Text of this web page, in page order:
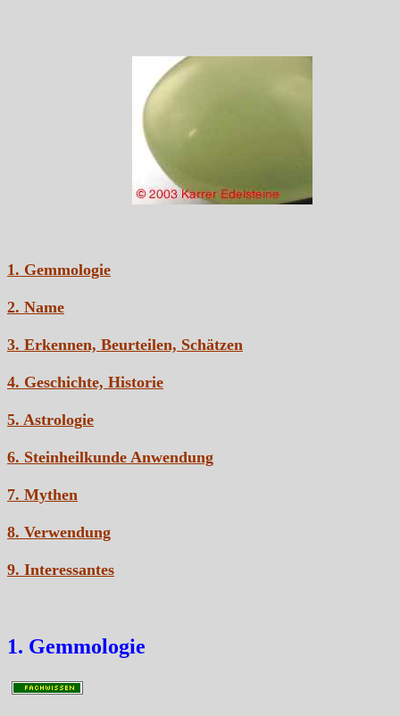
1. Gemmologie
2. Name
3. Erkennen, Beurteilen, Schätzen
4. Geschichte, Historie
5. Astrologie
6. Steinheilkunde Anwendung
7. Mythen
8. Verwendung
9. Interessantes
1. Gemmologie